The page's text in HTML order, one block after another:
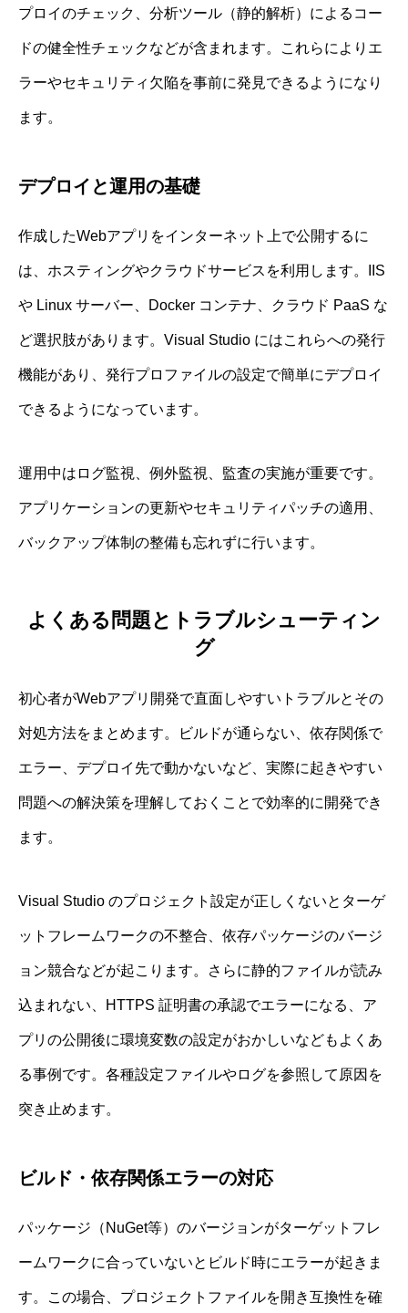
プロイのチェック、分析ツール（静的解析）によるコー
ドの健全性チェックなどが含まれます。これらによりエ
ラーやセキュリティ欠陥を事前に発見できるようになり
ます。
デプロイと運用の基礎
作成したWebアプリをインターネット上で公開するに
は、ホスティングやクラウドサービスを利用します。IIS
や Linux サーバー、Docker コンテナ、クラウド PaaS な
ど選択肢があります。Visual Studio にはこれらへの発行
機能があり、発行プロファイルの設定で簡単にデプロイ
できるようになっています。
運用中はログ監視、例外監視、監査の実施が重要です。
アプリケーションの更新やセキュリティパッチの適用、
バックアップ体制の整備も忘れずに行います。
よくある問題とトラブルシューティン
グ
初心者がWebアプリ開発で直面しやすいトラブルとその
対処方法をまとめます。ビルドが通らない、依存関係で
エラー、デプロイ先で動かないなど、実際に起きやすい
問題への解決策を理解しておくことで効率的に開発でき
ます。
Visual Studio のプロジェクト設定が正しくないとターゲ
ットフレームワークの不整合、依存パッケージのバージ
ョン競合などが起こります。さらに静的ファイルが読み
込まれない、HTTPS 証明書の承認でエラーになる、ア
プリの公開後に環境変数の設定がおかしいなどもよくあ
る事例です。各種設定ファイルやログを参照して原因を
突き止めます。
ビルド・依存関係エラーの対応
パッケージ（NuGet等）のバージョンがターゲットフレ
ームワークに合っていないとビルド時にエラーが起きま
す。この場合、プロジェクトファイルを開き互換性を確